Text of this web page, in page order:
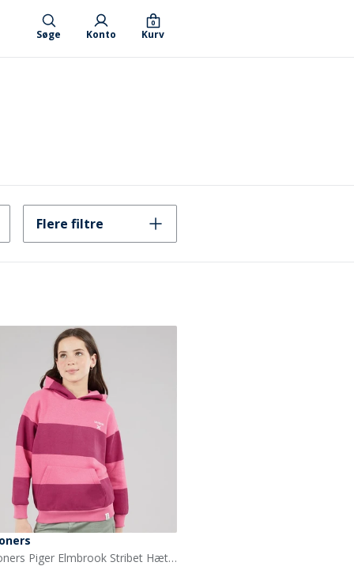
Søge Konto Kurv
0
Flere filtre
Lagooners Piger Elmbrook Stribet Hættetrøje Bright Pink